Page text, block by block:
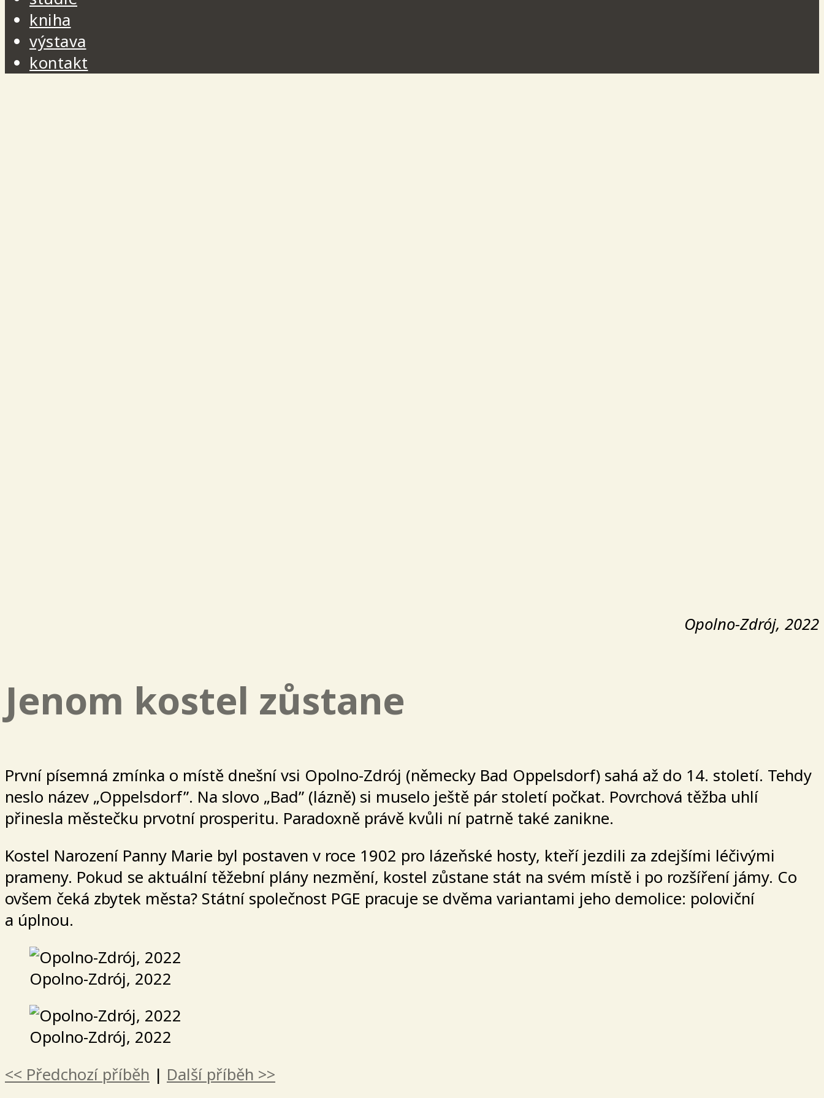
kniha
výstava
kontakt
Opolno-Zdrój, 2022
Jenom kostel zůstane
První písemná zmínka o místě dnešní vsi Opolno-Zdrój (německy Bad Oppelsdorf) sahá až do 14. století. Tehdy
neslo název „Oppelsdorf”. Na slovo „Bad” (lázně) si muselo ještě pár století počkat. Povrchová těžba uhlí
přinesla městečku prvotní prosperitu. Paradoxně právě kvůli ní patrně také zanikne.
Kostel Narození Panny Marie byl postaven v roce 1902 pro lázeňské hosty, kteří jezdili za zdejšími léčivými
prameny. Pokud se aktuální těžební plány nezmění, kostel zůstane stát na svém místě i po rozšíření jámy. Co
ovšem čeká zbytek města? Státní společnost PGE pracuje se dvěma variantami jeho demolice: poloviční
a úplnou.
Opolno-Zdrój, 2022
Opolno-Zdrój, 2022
<< Předchozí příběh | Další příběh >>